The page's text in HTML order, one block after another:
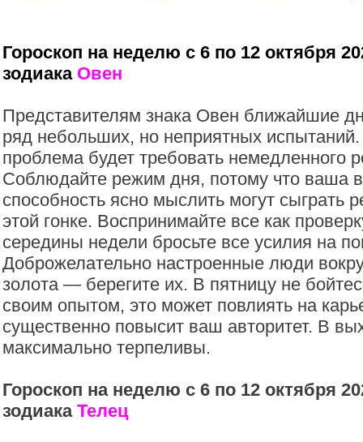
Гороскоп на неделю с 6 по 12 октября
зодиака Овен
Представителям знака Овен ближайшие
ряд небольших, но неприятных
проблема будет требовать немедленного
Соблюдайте режим дня, потому что ваша
способность ясно мыслить могут
этой гонке. Воспринимайте все как
середины недели бросьте все усилия на
Доброжелательно настроенные люди
золота — берегите их. В пятницу не
своим опытом, это может повлиять на
существенно повысит ваш авторитет. В
максимально терпеливы.
Гороскоп на неделю с 6 по 12 октября
зодиака Телец